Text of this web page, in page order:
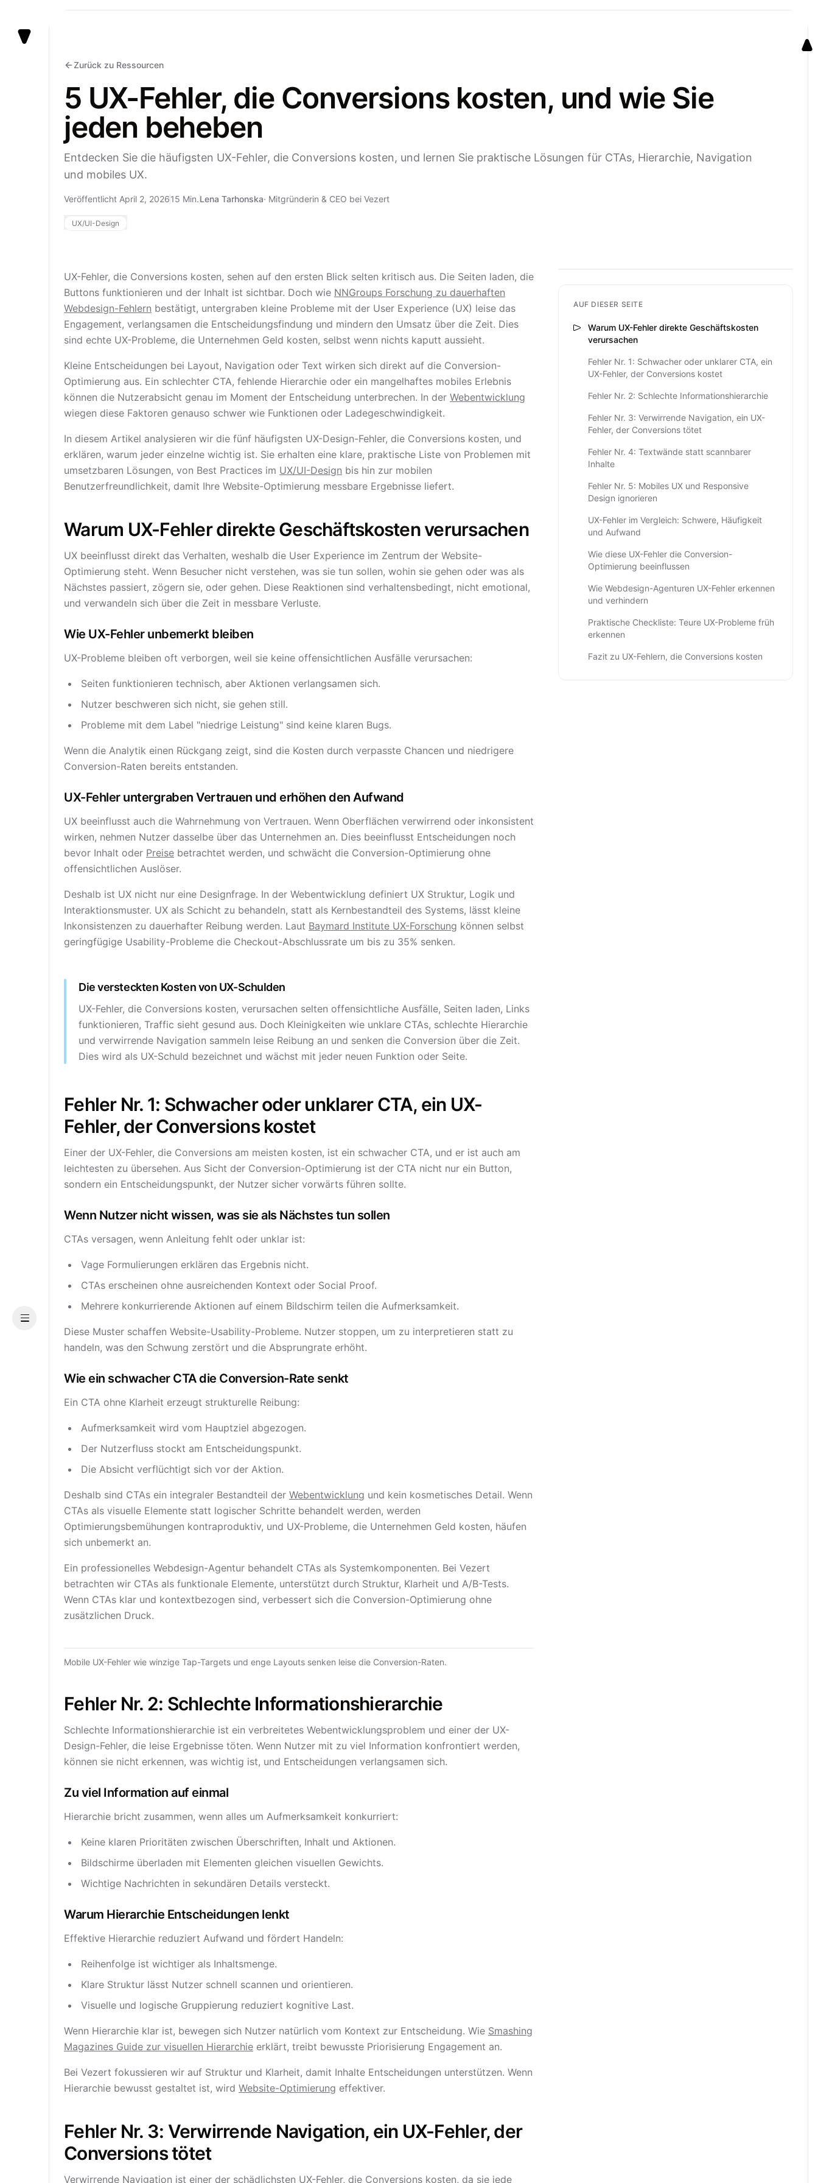
Vezert
Menu
Zurück zu Ressourcen
5 UX-Fehler, die Conversions kosten, und wie Sie
jeden beheben
Entdecken Sie die häufigsten UX-Fehler, die Conversions kosten, und lernen Sie praktische Lösungen für CTAs, Hierarchie, Navigation
und mobiles UX.
Veröffentlicht April 2, 202615 Min.Lena Tarhonska· Mitgründerin & CEO bei Vezert
UX/UI-Design
UX-Fehler, die Conversions kosten, sehen auf den ersten Blick selten kritisch aus. Die Seiten laden, die
Buttons funktionieren und der Inhalt ist sichtbar. Doch wie NNGroups Forschung zu dauerhaften
Webdesign-Fehlern bestätigt, untergraben kleine Probleme mit der User Experience (UX) leise das
Engagement, verlangsamen die Entscheidungsfindung und mindern den Umsatz über die Zeit. Dies
sind echte UX-Probleme, die Unternehmen Geld kosten, selbst wenn nichts kaputt aussieht.
Kleine Entscheidungen bei Layout, Navigation oder Text wirken sich direkt auf die Conversion-
Optimierung aus. Ein schlechter CTA, fehlende Hierarchie oder ein mangelhaftes mobiles Erlebnis
können die Nutzerabsicht genau im Moment der Entscheidung unterbrechen. In der Webentwicklung
wiegen diese Faktoren genauso schwer wie Funktionen oder Ladegeschwindigkeit.
In diesem Artikel analysieren wir die fünf häufigsten UX-Design-Fehler, die Conversions kosten, und
erklären, warum jeder einzelne wichtig ist. Sie erhalten eine klare, praktische Liste von Problemen mit
umsetzbaren Lösungen, von Best Practices im UX/UI-Design bis hin zur mobilen
Benutzerfreundlichkeit, damit Ihre Website-Optimierung messbare Ergebnisse liefert.
Warum UX-Fehler direkte Geschäftskosten verursachen
UX beeinflusst direkt das Verhalten, weshalb die User Experience im Zentrum der Website-
Optimierung steht. Wenn Besucher nicht verstehen, was sie tun sollen, wohin sie gehen oder was als
Nächstes passiert, zögern sie, oder gehen. Diese Reaktionen sind verhaltensbedingt, nicht emotional,
und verwandeln sich über die Zeit in messbare Verluste.
Wie UX-Fehler unbemerkt bleiben
UX-Probleme bleiben oft verborgen, weil sie keine offensichtlichen Ausfälle verursachen:
Seiten funktionieren technisch, aber Aktionen verlangsamen sich.
Nutzer beschweren sich nicht, sie gehen still.
Probleme mit dem Label "niedrige Leistung" sind keine klaren Bugs.
Wenn die Analytik einen Rückgang zeigt, sind die Kosten durch verpasste Chancen und niedrigere
Conversion-Raten bereits entstanden.
UX-Fehler untergraben Vertrauen und erhöhen den Aufwand
UX beeinflusst auch die Wahrnehmung von Vertrauen. Wenn Oberflächen verwirrend oder inkonsistent
wirken, nehmen Nutzer dasselbe über das Unternehmen an. Dies beeinflusst Entscheidungen noch
bevor Inhalt oder Preise betrachtet werden, und schwächt die Conversion-Optimierung ohne
offensichtlichen Auslöser.
Deshalb ist UX nicht nur eine Designfrage. In der Webentwicklung definiert UX Struktur, Logik und
Interaktionsmuster. UX als Schicht zu behandeln, statt als Kernbestandteil des Systems, lässt kleine
Inkonsistenzen zu dauerhafter Reibung werden. Laut Baymard Institute UX-Forschung können selbst
geringfügige Usability-Probleme die Checkout-Abschlussrate um bis zu 35% senken.
Die versteckten Kosten von UX-Schulden
UX-Fehler, die Conversions kosten, verursachen selten offensichtliche Ausfälle, Seiten laden, Links
funktionieren, Traffic sieht gesund aus. Doch Kleinigkeiten wie unklare CTAs, schlechte Hierarchie
und verwirrende Navigation sammeln leise Reibung an und senken die Conversion über die Zeit.
Dies wird als UX-Schuld bezeichnet und wächst mit jeder neuen Funktion oder Seite.
Fehler Nr. 1: Schwacher oder unklarer CTA, ein UX-
Fehler, der Conversions kostet
Einer der UX-Fehler, die Conversions am meisten kosten, ist ein schwacher CTA, und er ist auch am
leichtesten zu übersehen. Aus Sicht der Conversion-Optimierung ist der CTA nicht nur ein Button,
sondern ein Entscheidungspunkt, der Nutzer sicher vorwärts führen sollte.
Wenn Nutzer nicht wissen, was sie als Nächstes tun sollen
CTAs versagen, wenn Anleitung fehlt oder unklar ist:
Vage Formulierungen erklären das Ergebnis nicht.
CTAs erscheinen ohne ausreichenden Kontext oder Social Proof.
Mehrere konkurrierende Aktionen auf einem Bildschirm teilen die Aufmerksamkeit.
Diese Muster schaffen Website-Usability-Probleme. Nutzer stoppen, um zu interpretieren statt zu
handeln, was den Schwung zerstört und die Absprungrate erhöht.
Wie ein schwacher CTA die Conversion-Rate senkt
Ein CTA ohne Klarheit erzeugt strukturelle Reibung:
Aufmerksamkeit wird vom Hauptziel abgezogen.
Der Nutzerfluss stockt am Entscheidungspunkt.
Die Absicht verflüchtigt sich vor der Aktion.
Deshalb sind CTAs ein integraler Bestandteil der Webentwicklung und kein kosmetisches Detail. Wenn
CTAs als visuelle Elemente statt logischer Schritte behandelt werden, werden
Optimierungsbemühungen kontraproduktiv, und UX-Probleme, die Unternehmen Geld kosten, häufen
sich unbemerkt an.
Ein professionelles Webdesign-Agentur behandelt CTAs als Systemkomponenten. Bei Vezert
betrachten wir CTAs als funktionale Elemente, unterstützt durch Struktur, Klarheit und A/B-Tests.
Wenn CTAs klar und kontextbezogen sind, verbessert sich die Conversion-Optimierung ohne
zusätzlichen Druck.
Mobile UX-Fehler wie winzige Tap-Targets und enge Layouts senken leise die Conversion-Raten.
Fehler Nr. 2: Schlechte Informationshierarchie
Schlechte Informationshierarchie ist ein verbreitetes Webentwicklungsproblem und einer der UX-
Design-Fehler, die leise Ergebnisse töten. Wenn Nutzer mit zu viel Information konfrontiert werden,
können sie nicht erkennen, was wichtig ist, und Entscheidungen verlangsamen sich.
Zu viel Information auf einmal
Hierarchie bricht zusammen, wenn alles um Aufmerksamkeit konkurriert:
Keine klaren Prioritäten zwischen Überschriften, Inhalt und Aktionen.
Bildschirme überladen mit Elementen gleichen visuellen Gewichts.
Wichtige Nachrichten in sekundären Details versteckt.
Warum Hierarchie Entscheidungen lenkt
Effektive Hierarchie reduziert Aufwand und fördert Handeln:
Reihenfolge ist wichtiger als Inhaltsmenge.
Klare Struktur lässt Nutzer schnell scannen und orientieren.
Visuelle und logische Gruppierung reduziert kognitive Last.
Wenn Hierarchie klar ist, bewegen sich Nutzer natürlich vom Kontext zur Entscheidung. Wie Smashing
Magazines Guide zur visuellen Hierarchie erklärt, treibt bewusste Priorisierung Engagement an.
Bei Vezert fokussieren wir auf Struktur und Klarheit, damit Inhalte Entscheidungen unterstützen. Wenn
Hierarchie bewusst gestaltet ist, wird Website-Optimierung effektiver.
Fehler Nr. 3: Verwirrende Navigation, ein UX-Fehler, der
Conversions tötet
Verwirrende Navigation ist einer der schädlichsten UX-Fehler, die Conversions kosten, da sie jede
AUF DIESER SEITE
Warum UX-Fehler direkte Geschäftskosten
verursachen
Fehler Nr. 1: Schwacher oder unklarer CTA, ein
UX-Fehler, der Conversions kostet
Fehler Nr. 2: Schlechte Informationshierarchie
Fehler Nr. 3: Verwirrende Navigation, ein UX-
Fehler, der Conversions tötet
Fehler Nr. 4: Textwände statt scannbarer
Inhalte
Fehler Nr. 5: Mobiles UX und Responsive
Design ignorieren
UX-Fehler im Vergleich: Schwere, Häufigkeit
und Aufwand
Wie diese UX-Fehler die Conversion-
Optimierung beeinflussen
Wie Webdesign-Agenturen UX-Fehler erkennen
und verhindern
Praktische Checkliste: Teure UX-Probleme früh
erkennen
Fazit zu UX-Fehlern, die Conversions kosten